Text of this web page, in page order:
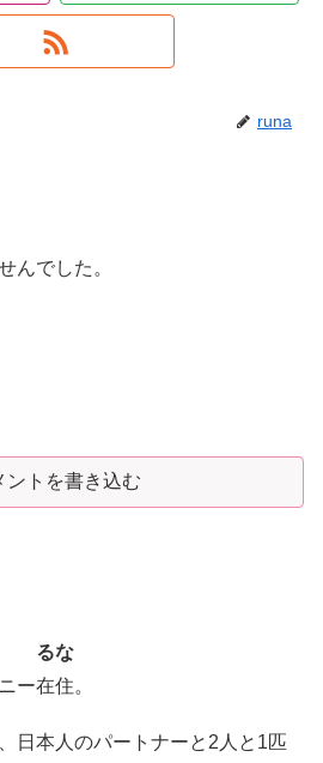
runa
んでした。
ントを書き込む
るな
ー在住。
日本人のパートナーと2人と1匹